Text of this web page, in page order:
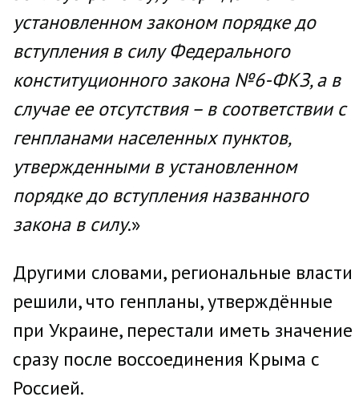
установленном законом порядке до
вступления в силу Федерального
конституционного закона №6-ФКЗ, а в
случае ее отсутствия – в соответствии с
генпланами населенных пунктов,
утвержденными в установленном
порядке до вступления названного
закона в силу.»
Другими словами, региональные власти
решили, что генпланы, утверждённые
при Украине, перестали иметь значение
сразу после воссоединения Крыма с
Россией.